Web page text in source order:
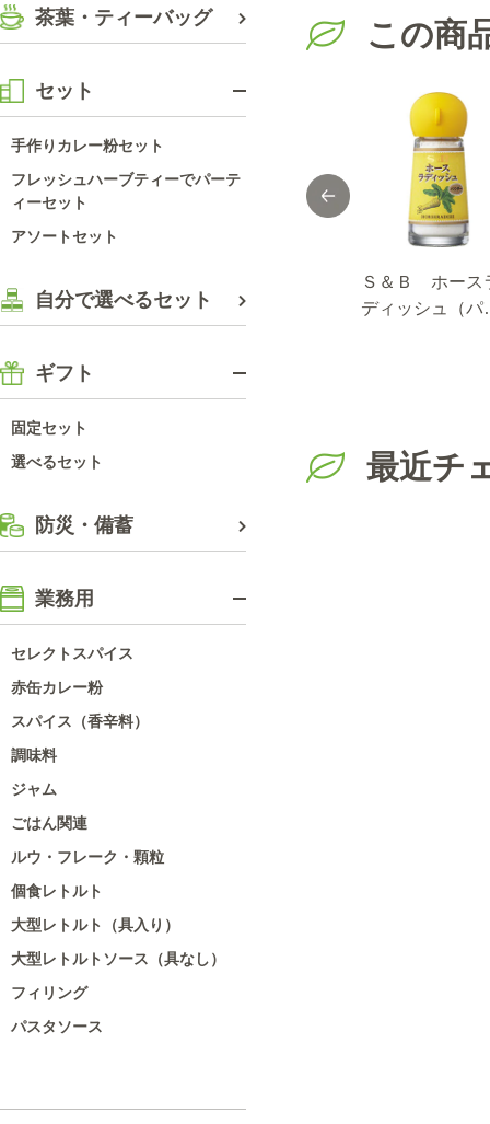
茶葉・ティーバッグ
セット
手作りカレー粉セット
フレッシュハーブティーでパーテ
ィーセット
アソートセット
自分で選べるセット
ギフト
固定セット
選べるセット
防災・備蓄
業務用
セレクトスパイス
赤缶カレー粉
スパイス（香辛料）
調味料
ジャム
ごはん関連
ルウ・フレーク・顆粒
個食レトルト
大型レトルト（具入り）
大型レトルトソース（具なし）
フィリング
パスタソース
この商
イシード
ーベリー
Ｓ＆Ｂ ホース
ディッシュ（パ
最近チ